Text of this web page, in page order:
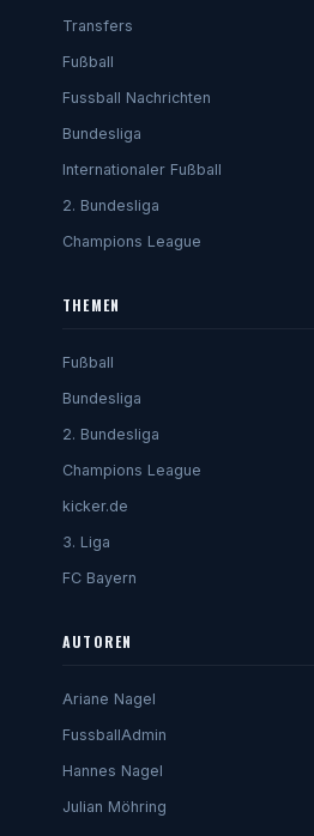
Transfers
Fußball
Fussball Nachrichten
Bundesliga
Internationaler Fußball
2. Bundesliga
Champions League
THEMEN
Fußball
Bundesliga
2. Bundesliga
Champions League
kicker.de
3. Liga
FC Bayern
AUTOREN
Ariane Nagel
FussballAdmin
Hannes Nagel
Julian Möhring